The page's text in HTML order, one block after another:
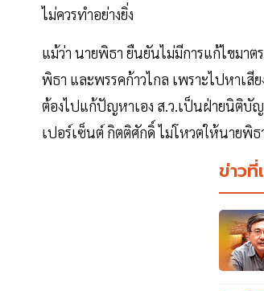
ไม่ควรทำอย่างยิ่ง
แม้ว่า นายพิธา ยืนยันไม่มีการแก้ไขมา
พิธา และพรรคก้าวไกล เพราะไปหาเสี
ต้องไปแก้ปัญหาเอง ส.ว.เป็นฝ่ายนิติบั
เปอร์เซ็นต์ กิตติศักดิ์ ไม่โหวตให้นายพิ
ข่าว